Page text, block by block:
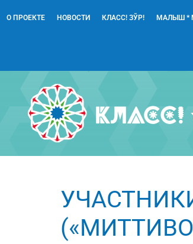
О ПРОЕКТЕ НОВОСТИ КЛАСС! ЗЎР! МАЛЫШ *